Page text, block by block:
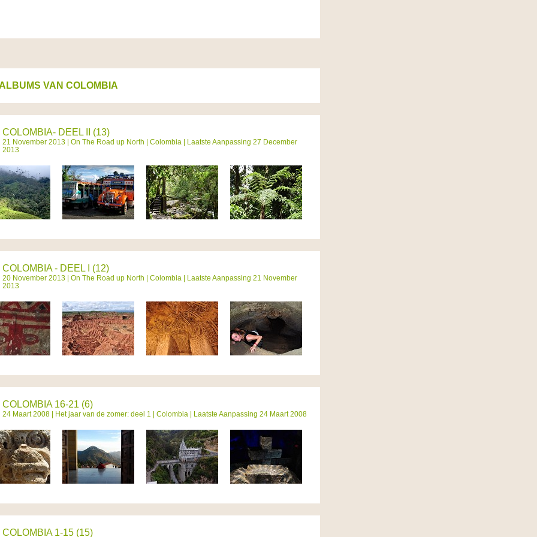
VAN COLOMBIA
COLOMBIA- DEEL II (13)
21 November 2013 | On The Road up North | Colombia | Laatste Aanpassing 27 December
2013
COLOMBIA - DEEL I (12)
20 November 2013 | On The Road up North | Colombia | Laatste Aanpassing 21 November
2013
COLOMBIA 16-21 (6)
24 Maart 2008 | Het jaar van de zomer: deel 1 | Colombia | Laatste Aanpassing 24 Maart 2008
COLOMBIA 1-15 (15)